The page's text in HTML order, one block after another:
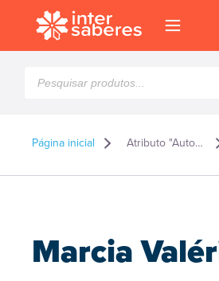
produtos
Página inicial Atributo "Autor" de produto
Marcia